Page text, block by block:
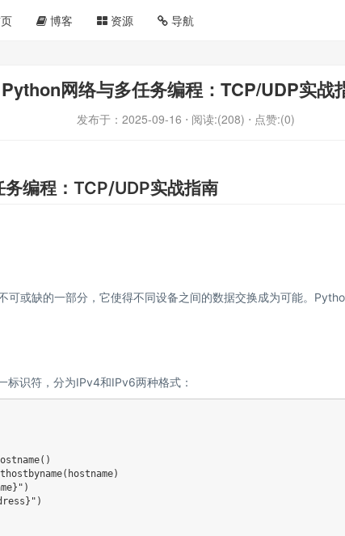
博客 资源 导航
Python网络与多任务编程：TCP/UDP实战
发布于： 2025-09-16 ⋅ 阅读:(208) ⋅ 点赞:(0)
编程：TCP/UDP实战指南
可或缺的一部分，它使得不同设备之间的数据交换成为可能。
标识符，分为IPv4和IPv6两种格式：
( )
( hostname)
} " )
} " )